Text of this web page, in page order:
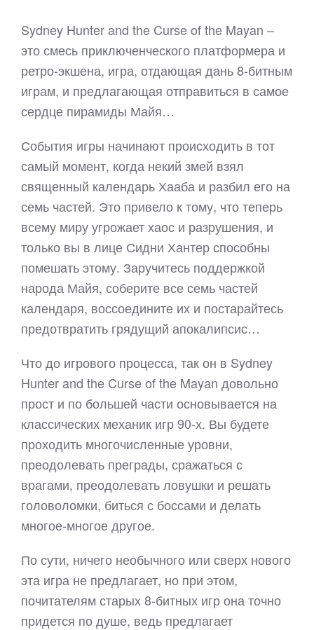
Sydney Hunter and the Curse of the Mayan –
это смесь приключенческого платформера и
ретро-экшена, игра, отдающая дань 8-битным
играм, и предлагающая отправиться в самое
сердце пирамиды Майя…
События игры начинают происходить в тот
самый момент, когда некий змей взял
священный календарь Хааба и разбил его на
семь частей. Это привело к тому, что теперь
всему миру угрожает хаос и разрушения, и
только вы в лице Сидни Хантер способны
помешать этому. Заручитесь поддержкой
народа Майя, соберите все семь частей
календаря, воссоедините их и постарайтесь
предотвратить грядущий апокалипсис…
Что до игрового процесса, так он в Sydney
Hunter and the Curse of the Mayan довольно
прост и по большей части основывается на
классических механик игр 90-х. Вы будете
проходить многочисленные уровни,
преодолевать преграды, сражаться с
врагами, преодолевать ловушки и решать
головоломки, биться с боссами и делать
многое-многое другое.
По сути, ничего необычного или сверх нового
эта игра не предлагает, но при этом,
почитателям старых 8-битных игр она точно
придется по душе, ведь предлагает